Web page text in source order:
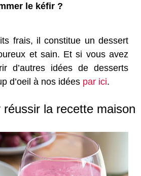
le kéfir ?
frais, il constitue un dessert
et sain. Et si vous avez
d’autres idées de desserts
d’oeil à nos idées par ici.
la recette maison